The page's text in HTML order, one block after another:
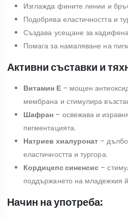
Изглажда фините линии и
Подобрява еластичността и
Създава усещане за
Помага за намаляване на
Активни съставки и
Витамин Е– мощен
мембрана и стимулира
Шафран – освежава и
пигментацията.
Натриев хиалуронат –
еластичността и тургора.
Кордицепс синенсис –
поддържането на младежкия
Начин на употреба: